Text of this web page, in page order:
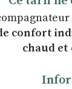
confort
chaud